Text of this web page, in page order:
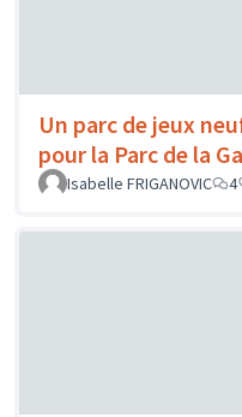
Un parc de jeux
pour la Parc de la
Isabelle FRIGANOVIC
4